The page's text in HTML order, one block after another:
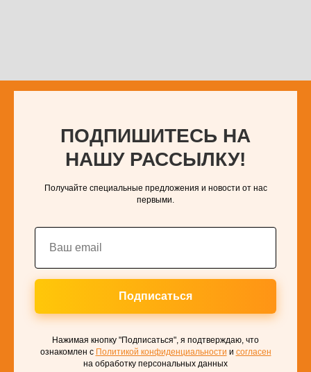
ПОДПИШИТЕСЬ НА
НАШУ РАССЫЛКУ!
Получайте специальные предложения и новости от нас
первыми.
Подписаться
Нажимая кнопку "Подписаться", я подтверждаю, что
ознакомлен с Политикой конфиденциальности и согласен
на обработку персональных данных